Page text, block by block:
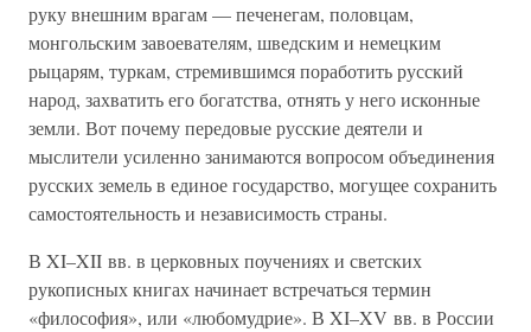
руку внешним врагам — печенегам, половцам,
монгольским завоевателям, шведским и немецким
рыцарям, туркам, стремившимся поработить русский
народ, захватить его богатства, отнять у него исконные
земли. Вот почему передовые русские деятели и
мыслители усиленно занимаются вопросом объединения
русских земель в единое государство, могущее сохранить
самостоятельность и независимость страны.
В XI–XII вв. в церковных поучениях и светских
рукописных книгах начинает встречаться термин
«философия», или «любомудрие». В XI–XV вв. в России